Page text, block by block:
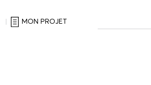
MON PROJET